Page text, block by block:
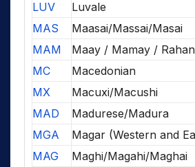
LUV
Luvale
MAS
Maasai/Massai/Masai
MAM
Maay / Mamay /
MC
Macedonian
MX
Macuxi/Macushi
MAD
Madurese/Madura
MGA
Magar (Western and
MAG
Maghi/Magahi/Maghai